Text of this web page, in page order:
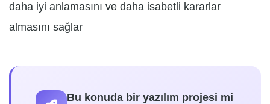
daha iyi anlamasını ve daha isabetli kararlar
almasını sağlar
Bu konuda bir yazılım projesi mi